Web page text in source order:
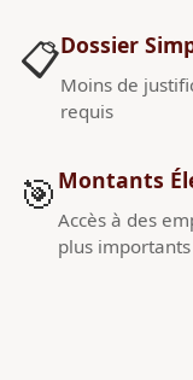
📋Dossier
Moins de
requis
🎯 Montants
Accès à des
plus importants